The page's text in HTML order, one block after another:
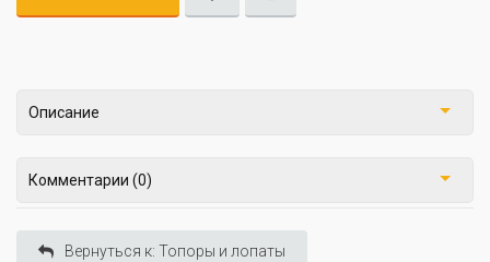
Описание
Комментарии (0)
Вернуться к: Топоры и лопаты